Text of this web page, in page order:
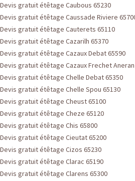
Devis gratuit étêtage Caubous 65230
Devis gratuit étêtage Caussade Riviere
Devis gratuit étêtage Cauterets 65110
Devis gratuit étêtage Cazarilh 65370
Devis gratuit étêtage Cazaux Debat 65590
Devis gratuit étêtage Cazaux Frechet Aneran
Devis gratuit étêtage Chelle Debat 65350
Devis gratuit étêtage Chelle Spou 65130
Devis gratuit étêtage Cheust 65100
Devis gratuit étêtage Cheze 65120
Devis gratuit étêtage Chis 65800
Devis gratuit étêtage Cieutat 65200
Devis gratuit étêtage Cizos 65230
Devis gratuit étêtage Clarac 65190
Devis gratuit étêtage Clarens 65300